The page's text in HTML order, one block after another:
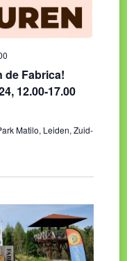
de Fabrica!
12.00-17.00
Matilo, Leiden, Zuid-